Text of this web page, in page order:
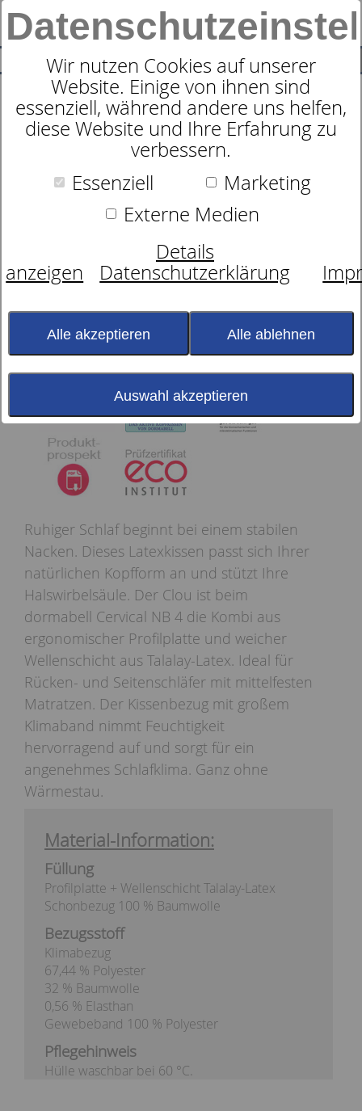
Wir nutzen Cookies auf unserer
Website. Einige von ihnen sind
essenziell, während andere uns helfen,
diese Website und Ihre Erfahrung zu
verbessern.
Essenziell
Marketing
Externe Medien
Details
anzeigen
Datenschutzerklärung
Alle akzeptieren Alle ablehnen
Auswahl akzeptieren
SUCHE
0
Nackenstützkissen
dormabell Cervical NB 4
5,0 von 2
Ruhiger Schlaf beginnt bei einem stabilen
Nacken. Dieses Latexkissen passt sich Ihrer
natürlichen Kopfform an und stützt Ihre
Halswirbelsäule. Der Clou ist beim
dormabell Cervical NB 4 die Kombi aus
ergonomischer Profilplatte und weicher
Wellenschicht aus Talalay-Latex. Ideal für
Rücken- und Seitenschläfer mit mittelfesten
Matratzen. Der Kissenbezug mit großem
Klimaband nimmt Feuchtigkeit
hervorragend auf und sorgt für ein
angenehmes Schlafklima. Ganz ohne
Wärmestau.
Material-Information:
Füllung
Profilplatte + Wellenschicht Talalay-Latex
Schonbezug 100 % Baumwolle
Bezugsstoff
Klimabezug
67,44 % Polyester
32 % Baumwolle
0,56 % Elasthan
Gewebeband 100 % Polyester
Pflegehinweis
Hülle waschbar bei 60 °C.